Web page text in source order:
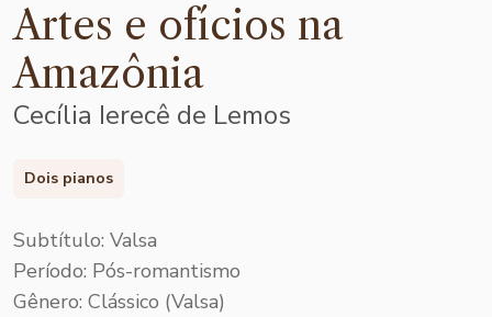
Artes e ofícios na
Amazônia
Cecília Ierecê de Lemos
Dois pianos
Subtítulo: Valsa
Período: Pós-romantismo
Gênero: Clássico (Valsa)